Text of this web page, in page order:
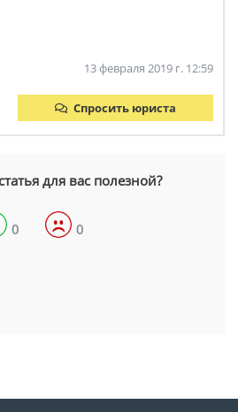
13 февраля 2019 г. 12:59
Спросить юриста
для вас полезной?
0 0